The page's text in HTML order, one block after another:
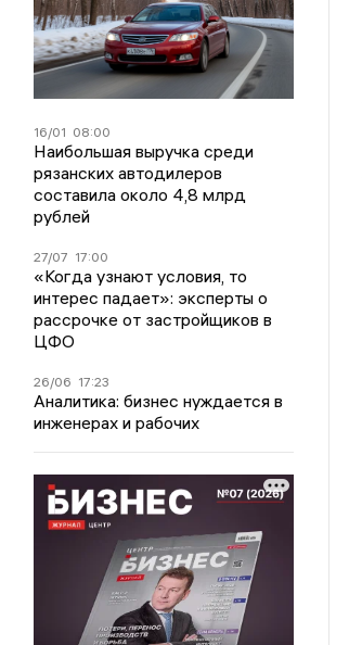
16/01 08:00
Наибольшая выручка среди
рязанских автодилеров
составила около 4,8 млрд
рублей
27/07 17:00
«Когда узнают условия, то
интерес падает»: эксперты о
рассрочке от застройщиков в
ЦФО
26/06 17:23
Аналитика: бизнес нуждается в
инженерах и рабочих